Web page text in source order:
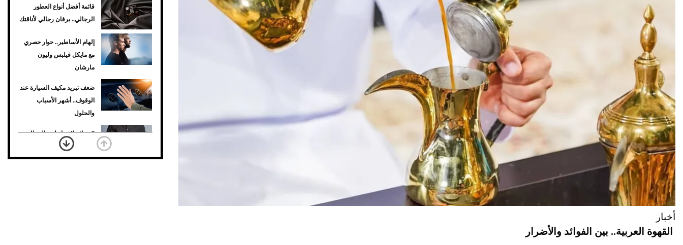
أخبار
القهوة العربية.. بين الفوائد والأضرار
قائمة أفضل أنواع العطور
الرجالي.. برفان رجالي لأناقتك
إلهام الأساطير.. حوار حصري
مع مايكل فيلبس وليون
مارشان
ضعف تبريد مكيف السيارة عند
الوقوف.. أشهر الأسباب
والحلول
7 نصائح لاختيار لون البنطلون
المناسب للقميص الأسود